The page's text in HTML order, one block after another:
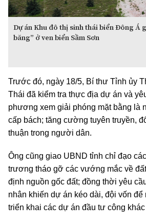
Dự án Khu đô thị sinh thái biển Đông Á
băng” ở ven biển Sầm Sơn
Trước đó, ngày 18/5, Bí thư Tỉnh ủy
Thái đã kiểm tra thực địa dự án và
phương xem giải phóng mặt bằng là
cấp bách; tăng cường tuyên truyền,
thuận trong người dân.
Ông cũng giao UBND tỉnh chỉ đạo
trương tháo gỡ các vướng mắc về
định nguồn gốc đất; đồng thời yêu
nhân khiến dự án kéo dài, đội vốn để
triển khai các dự án đầu tư công